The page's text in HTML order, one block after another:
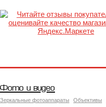
Фото и видео
Зеркальные фотоаппараты Объективы